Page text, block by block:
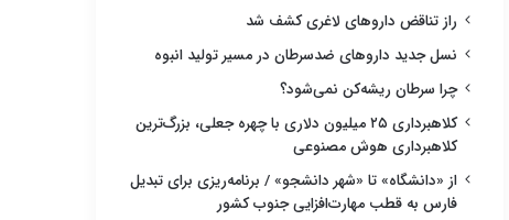
راز تناقض داروهای لاغری کشف شد
نسل جدید داروهای ضدسرطان در مسیر تولید انبوه
چرا سرطان ریشه‌کن نمی‌شود؟
کلاهبرداری ۲۵ میلیون دلاری با چهره جعلی، بزرگ‌ترین
کلاهبرداری هوش مصنوعی
از «دانشگاه» تا «شهر دانشجو» / برنامه‌ریزی برای تبدیل
فارس به قطب مهارت‌افزایی جنوب کشور